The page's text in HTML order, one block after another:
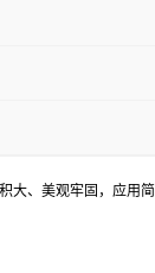
、美观牢固，应用